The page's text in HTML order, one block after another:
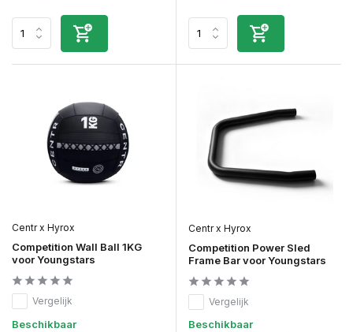
Centr x Hyrox
Competition Wall Ball 1KG
voor Youngstars
Vergelijk
Beschikbaar
Centr x Hyrox
Competition Power Sled
Frame Bar voor Youngstars
Vergelijk
Beschikbaar